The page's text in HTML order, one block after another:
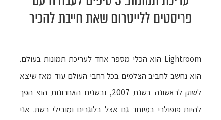
פריסטים ללייטרום שאת חייבת להכיר
Lightroom הוא הכלי מספר אחד לעריכת תמונות בעולם.
הוא נחשב לחביב הצלמים בכל רחבי העולם עוד מאז שיצא
לשוק לראשונה בשנת 2007, ובשנים האחרונות הוא הפך
להיות פופולרי במיוחד גם אצל בלוגרים ומובילי רשת. אני